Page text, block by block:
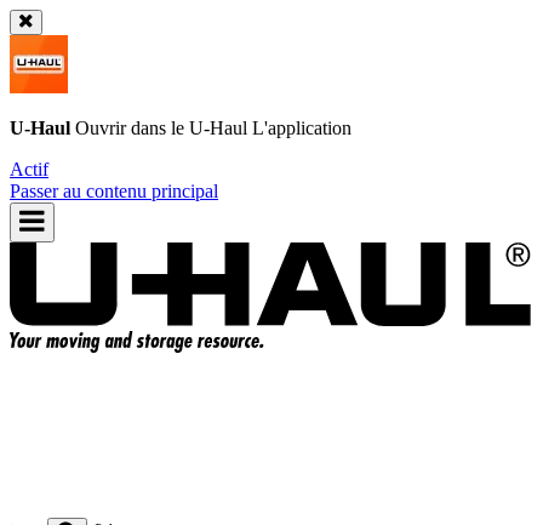
U-Haul Ouvrir dans le U-Haul L'application
Actif
Passer au contenu principal